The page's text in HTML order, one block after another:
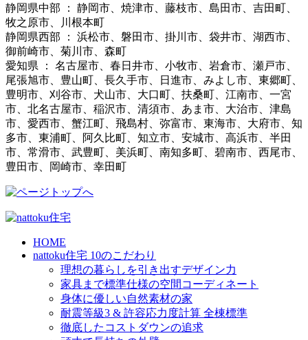
静岡県中部 ： 静岡市、焼津市、藤枝市、島田市、吉田町、
牧之原市、川根本町
静岡県西部 ： 浜松市、磐田市、掛川市、袋井市、湖西市、
御前崎市、菊川市、森町
愛知県 ： 名古屋市、春日井市、小牧市、岩倉市、瀬戸市、
尾張旭市、豊山町、長久手市、日進市、みよし市、東郷町、
豊明市、刈谷市、犬山市、大口町、扶桑町、江南市、一宮
市、北名古屋市、稲沢市、清須市、あま市、大治市、津島
市、愛西市、蟹江町、飛島村、弥富市、東海市、大府市、知
多市、東浦町、阿久比町、知立市、安城市、高浜市、半田
市、常滑市、武豊町、美浜町、南知多町、碧南市、西尾市、
豊田市、岡崎市、幸田町
HOME
nattoku住宅 10のこだわり
理想の暮らしを引き出すデザイン力
家具まで標準仕様の空間コーディネート
身体に優しい自然素材の家
耐震等級3 & 許容応力度計算 全棟標準
徹底したコストダウンの追求